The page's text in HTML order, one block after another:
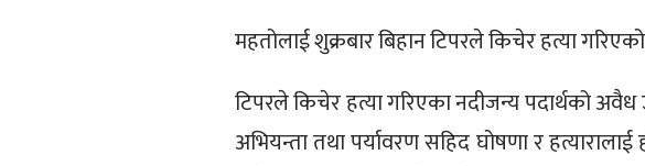
महतोलाई शुक्रबार बिहान टिपरले किचेर हत्या गरिएको
टिपरले किचेर हत्या गरिएका नदीजन्य पदार्थको
अभियन्ता तथा पर्यावरण सहिद घोषणा र